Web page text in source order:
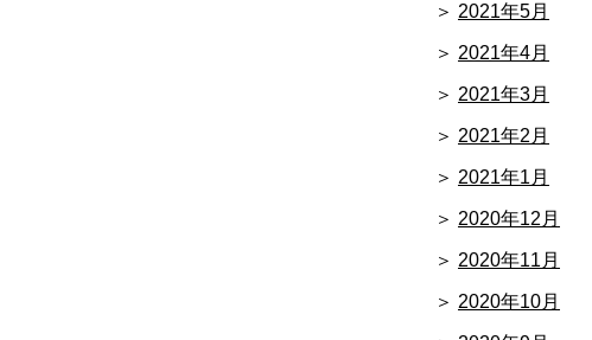
2021年5月
2021年4月
2021年3月
2021年2月
2021年1月
2020年12月
2020年11月
2020年10月